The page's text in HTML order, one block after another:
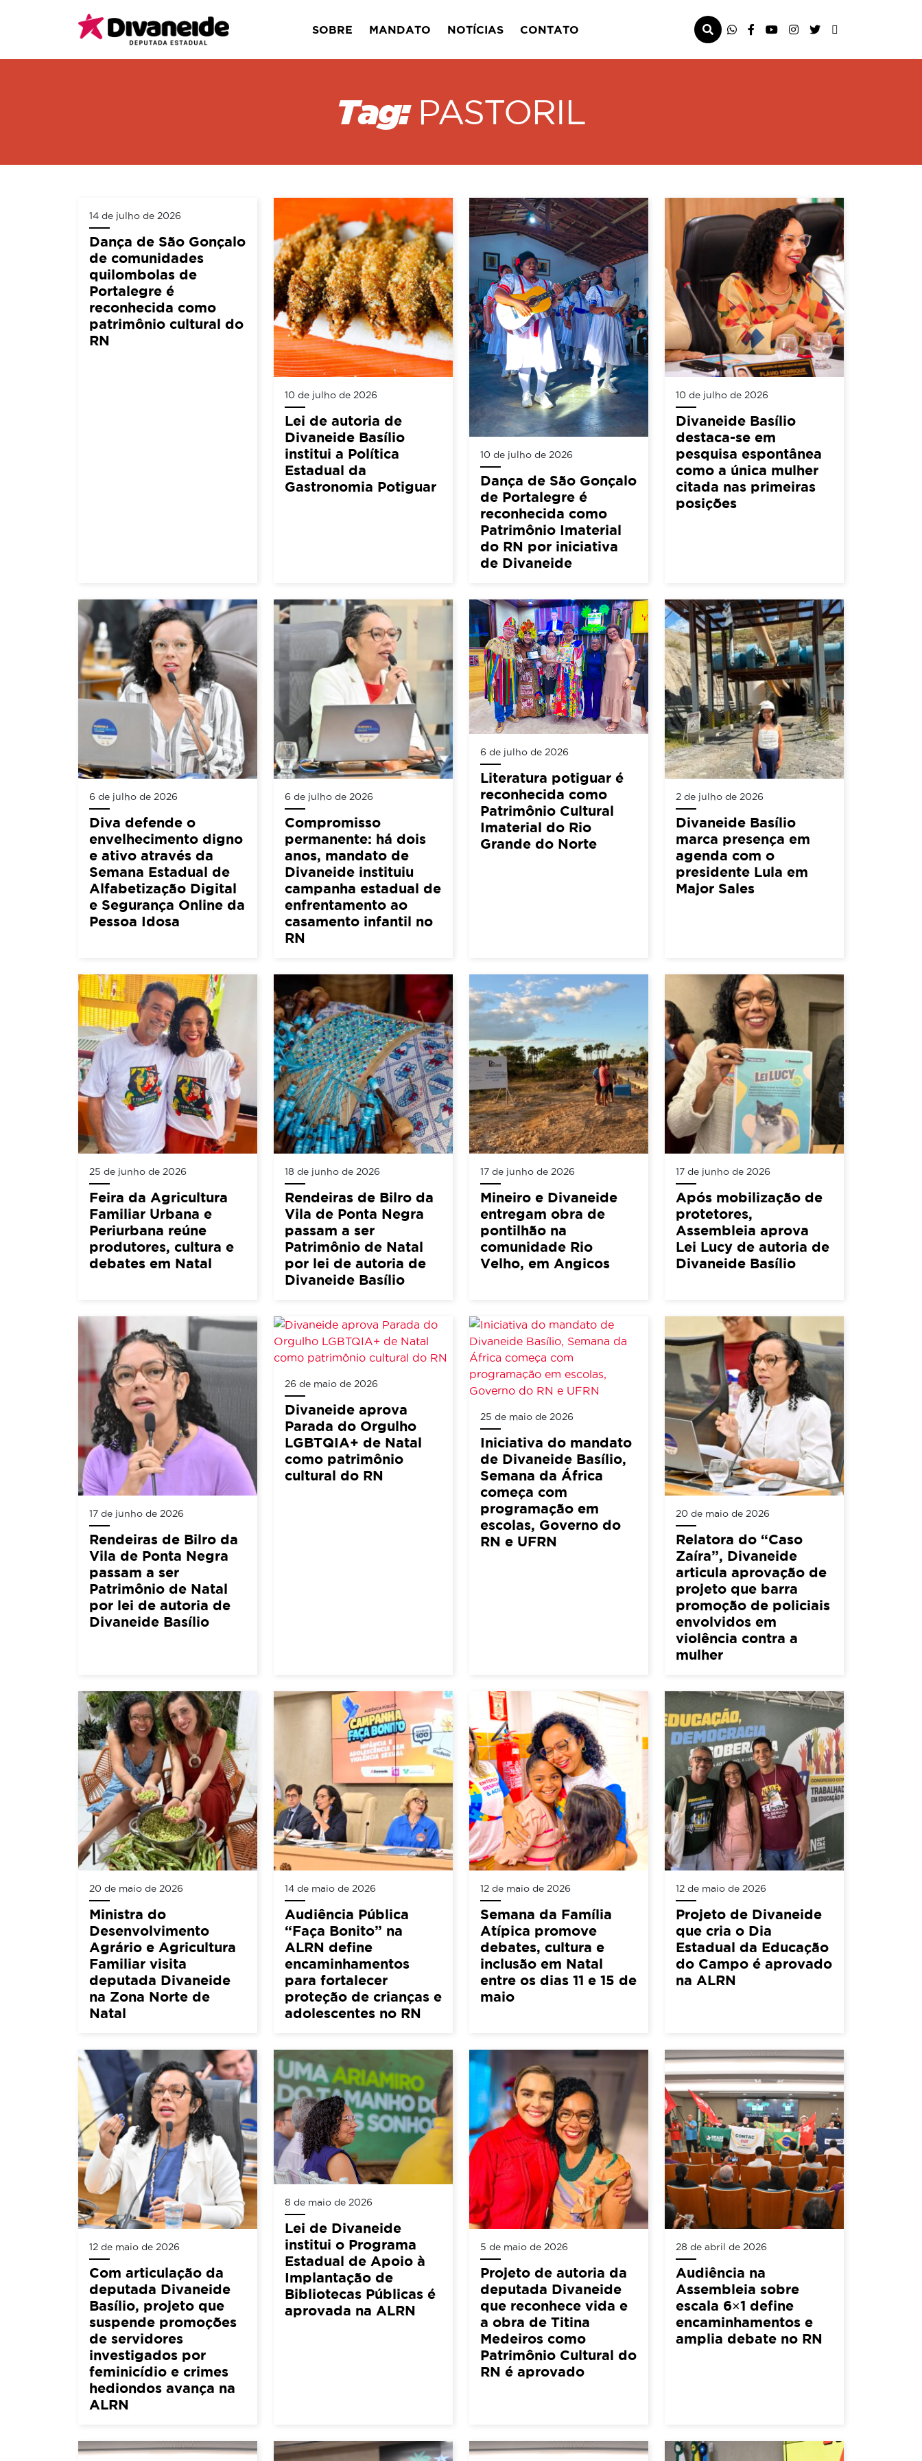
SOBRE MANDATO NOTÍCIAS CONTATO
Tag: PASTORIL
14 de julho de 2026
Dança de São Gonçalo
de comunidades
quilombolas de
Portalegre é
reconhecida como
patrimônio cultural do
RN
10 de julho de 2026
Lei de autoria de
Divaneide Basílio
institui a Política
Estadual da
Gastronomia Potiguar
10 de julho de 2026
Dança de São Gonçalo
de Portalegre é
reconhecida como
Patrimônio Imaterial
do RN por iniciativa
de Divaneide
10 de julho de 2026
Divaneide Basílio
destaca-se em
pesquisa espontânea
como a única mulher
citada nas primeiras
posições
6 de julho de 2026
Diva defende o
envelhecimento digno
e ativo através da
Semana Estadual de
Alfabetização Digital
e Segurança Online da
Pessoa Idosa
6 de julho de 2026
Compromisso
permanente: há dois
anos, mandato de
Divaneide instituiu
campanha estadual de
enfrentamento ao
casamento infantil no
RN
6 de julho de 2026
Literatura potiguar é
reconhecida como
Patrimônio Cultural
Imaterial do Rio
Grande do Norte
2 de julho de 2026
Divaneide Basílio
marca presença em
agenda com o
presidente Lula em
Major Sales
25 de junho de 2026
Feira da Agricultura
Familiar Urbana e
Periurbana reúne
produtores, cultura e
debates em Natal
18 de junho de 2026
Rendeiras de Bilro da
Vila de Ponta Negra
passam a ser
Patrimônio de Natal
por lei de autoria de
Divaneide Basílio
17 de junho de 2026
Mineiro e Divaneide
entregam obra de
pontilhão na
comunidade Rio
Velho, em Angicos
17 de junho de 2026
Após mobilização de
protetores,
Assembleia aprova
Lei Lucy de autoria de
Divaneide Basílio
17 de junho de 2026
Rendeiras de Bilro da
Vila de Ponta Negra
passam a ser
Patrimônio de Natal
por lei de autoria de
Divaneide Basílio
26 de maio de 2026
Divaneide aprova
Parada do Orgulho
LGBTQIA+ de Natal
como patrimônio
cultural do RN
25 de maio de 2026
Iniciativa do mandato
de Divaneide Basílio,
Semana da África
começa com
programação em
escolas, Governo do
RN e UFRN
20 de maio de 2026
Relatora do “Caso
Zaíra”, Divaneide
articula aprovação de
projeto que barra
promoção de policiais
envolvidos em
violência contra a
mulher
20 de maio de 2026
Ministra do
Desenvolvimento
Agrário e Agricultura
Familiar visita
deputada Divaneide
na Zona Norte de
Natal
14 de maio de 2026
Audiência Pública
“Faça Bonito” na
ALRN define
encaminhamentos
para fortalecer
proteção de crianças e
adolescentes no RN
12 de maio de 2026
Semana da Família
Atípica promove
debates, cultura e
inclusão em Natal
entre os dias 11 e 15 de
maio
12 de maio de 2026
Projeto de Divaneide
que cria o Dia
Estadual da Educação
do Campo é aprovado
na ALRN
12 de maio de 2026
Com articulação da
deputada Divaneide
Basílio, projeto que
suspende promoções
de servidores
investigados por
feminicídio e crimes
hediondos avança na
ALRN
8 de maio de 2026
Lei de Divaneide
institui o Programa
Estadual de Apoio à
Implantação de
Bibliotecas Públicas é
aprovada na ALRN
5 de maio de 2026
Projeto de autoria da
deputada Divaneide
que reconhece vida e
a obra de Titina
Medeiros como
Patrimônio Cultural do
RN é aprovado
28 de abril de 2026
Audiência na
Assembleia sobre
escala 6×1 define
encaminhamentos e
amplia debate no RN